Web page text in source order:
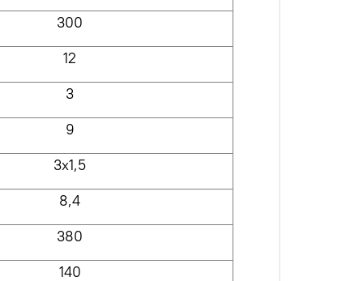
300
12
3
9
3х1,5
8,4
380
140